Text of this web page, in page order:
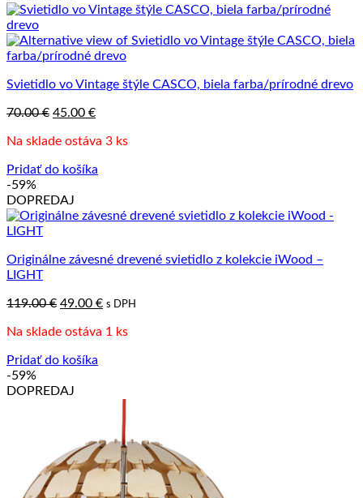
Svietidlo vo Vintage štýle CASCO, biela farba/prírodné drevo
70.00€ Pôvodná
bola:
45.00 €Aktuálna
je:
Na sklade ostáva 3 ks
Pridať do košíka
-59%
DOPREDAJ
Originálne závesné drevené svietidlo z kolekcie iWood –
LIGHT
119.00€ Pôvodná
bola:
49.00 €Aktuálna
je:
s DPH
Na sklade ostáva 1 ks
Pridať do košíka
-59%
DOPREDAJ